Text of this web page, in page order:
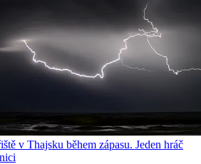
v Thajsku během zápasu. Jeden hráč